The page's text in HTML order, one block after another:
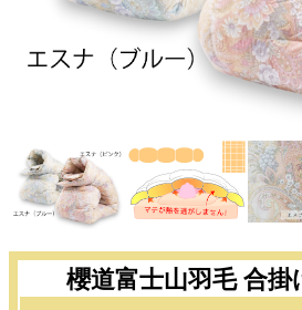
櫻道富士山羽毛 合掛